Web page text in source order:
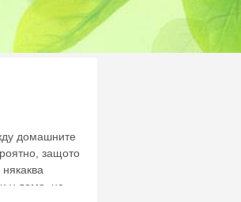
домашните
защото
у дома, не